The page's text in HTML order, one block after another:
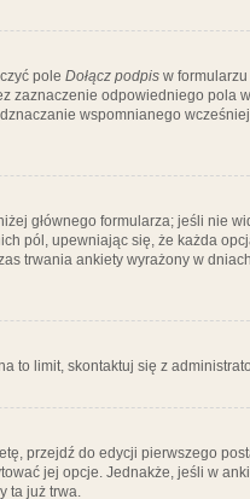
pole Dołącz podpis w formularzu
zaznaczenie odpowiedniego pola w
wspomnianego
głównego formularza; jeśli nie
pól, upewniając się, że każda
trwania ankiety wyrażony w
to limit, skontaktuj się z
przejdź do edycji pierwszego
jej opcje. Jednakże, jeśli w
ta już trwa.